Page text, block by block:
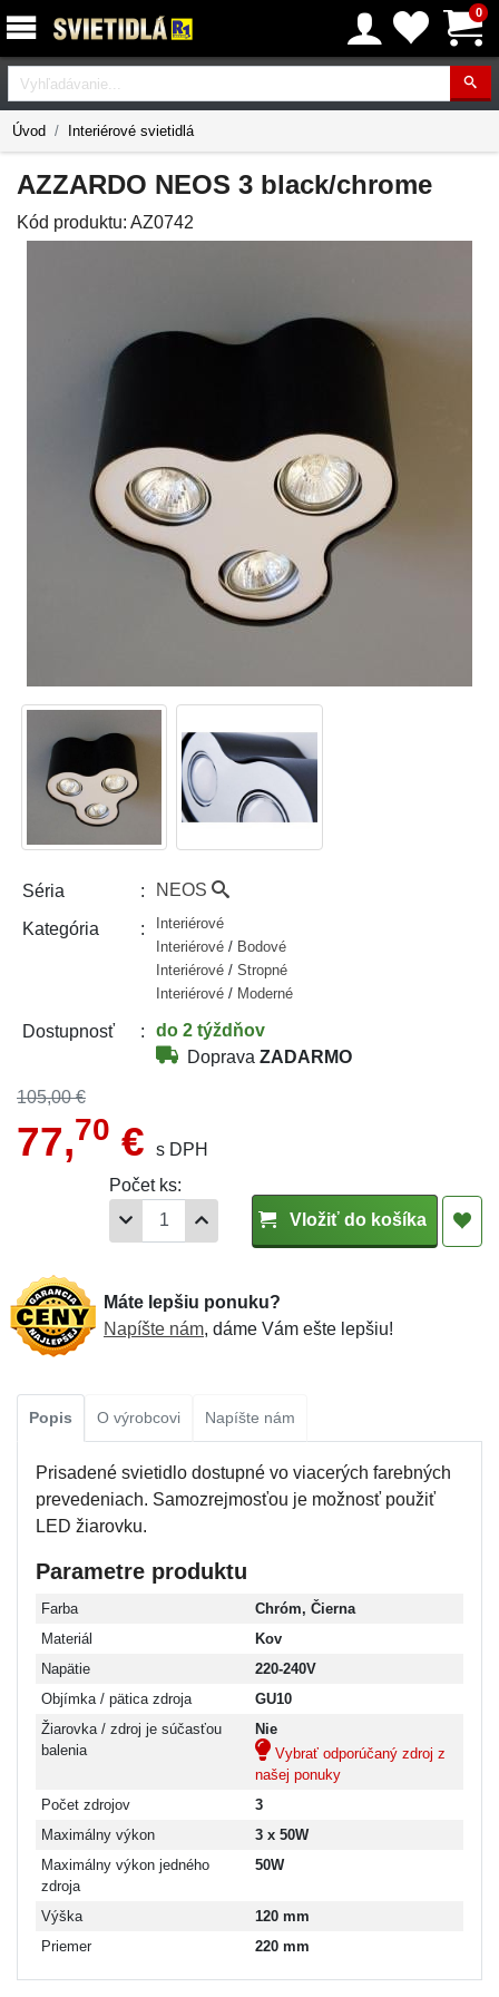
0
Vyhľadávanie
Úvod Interiérové svietidlá
AZZARDO NEOS 3 black/chrome
Kód produktu: AZ0742
Séria NEOS
Kategória
Interiérové
Interiérové / Bodové
Interiérové / Stropné
Interiérové / Moderné
Dostupnosť
do 2 týždňov
Doprava ZADARMO
105,00 €
77,70 €
s DPH
Počet ks:
Vložiť do košíka
Máte lepšiu ponuku?
Napíšte nám, dáme Vám ešte lepšiu!
Popis O výrobcovi Napíšte nám
Prisadené svietidlo dostupné vo viacerých farebných
prevedeniach. Samozrejmosťou je možnosť použiť
LED žiarovku.
Parametre produktu
Farba
Chróm, Čierna
Materiál
Kov
Napätie
220-240V
Objímka / pätica zdroja
GU10
Žiarovka / zdroj je súčasťou
balenia
Nie
Vybrať odporúčaný zdroj z
našej ponuky
Počet zdrojov
3
Maximálny výkon
3 x 50W
Maximálny výkon jedného
zdroja
50W
Výška
120 mm
Priemer
220 mm